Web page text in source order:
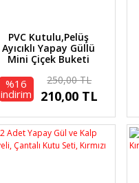
PVC Kutulu,Pelüş
Ayıcıklı Yapay Güllü
Mini Çiçek Buketi
%16
indirim
250,00 TL
210,00 TL